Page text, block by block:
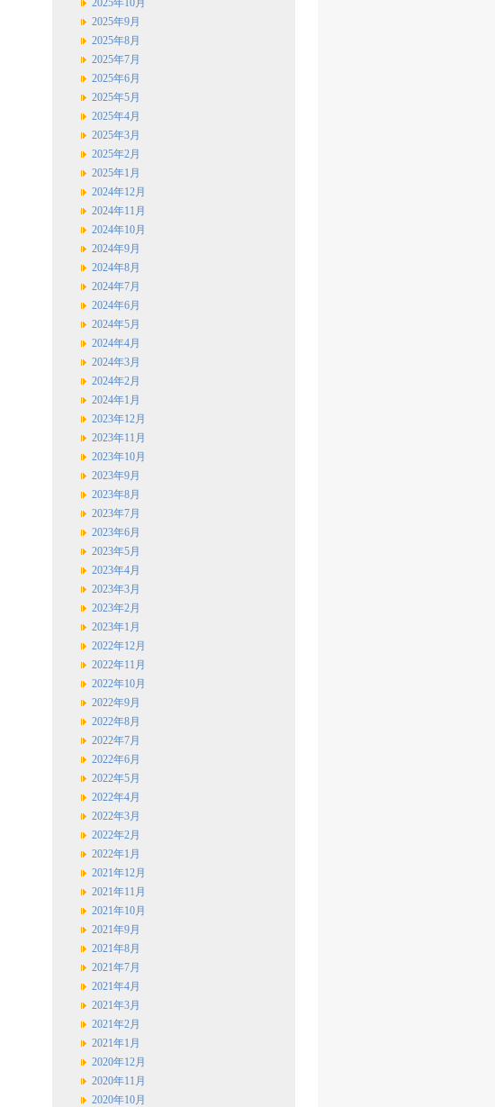
2025年10月
2025年9月
2025年8月
2025年7月
2025年6月
2025年5月
2025年4月
2025年3月
2025年2月
2025年1月
2024年12月
2024年11月
2024年10月
2024年9月
2024年8月
2024年7月
2024年6月
2024年5月
2024年4月
2024年3月
2024年2月
2024年1月
2023年12月
2023年11月
2023年10月
2023年9月
2023年8月
2023年7月
2023年6月
2023年5月
2023年4月
2023年3月
2023年2月
2023年1月
2022年12月
2022年11月
2022年10月
2022年9月
2022年8月
2022年7月
2022年6月
2022年5月
2022年4月
2022年3月
2022年2月
2022年1月
2021年12月
2021年11月
2021年10月
2021年9月
2021年8月
2021年7月
2021年4月
2021年3月
2021年2月
2021年1月
2020年12月
2020年11月
2020年10月